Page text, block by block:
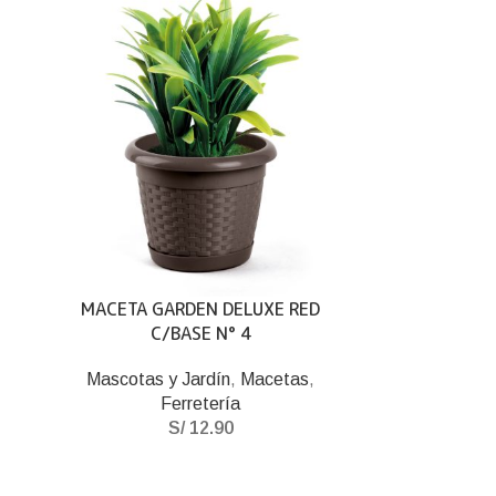
MACETA GARDEN DELUXE RED
C/BASE N° 4
Mascotas y Jardín, Macetas,
Ferretería
S/12.90